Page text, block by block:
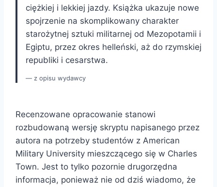
ciężkiej i lekkiej jazdy. Książka ukazuje nowe
spojrzenie na skomplikowany charakter
starożytnej sztuki militarnej od Mezopotamii i
Egiptu, przez okres helleński, aż do rzymskiej
republiki i cesarstwa.
z opisu wydawcy
Recenzowane opracowanie stanowi
rozbudowaną wersję skryptu napisanego przez
autora na potrzeby studentów z American
Military University mieszczącego się w Charles
Town. Jest to tylko pozornie drugorzędna
informacja, ponieważ nie od dziś wiadomo, że